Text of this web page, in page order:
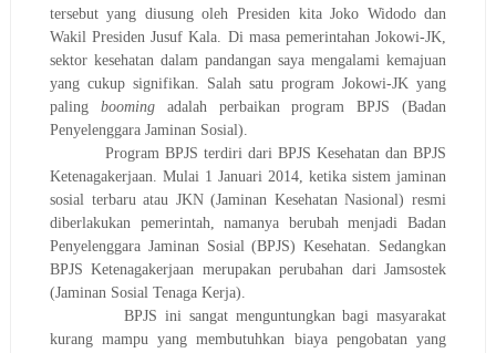
tersebut yang diusung oleh Presiden kita Joko Widodo dan
Wakil Presiden Jusuf Kala. Di masa pemerintahan Jokowi-JK,
sektor kesehatan dalam pandangan saya mengalami kemajuan
yang cukup signifikan. Salah satu program Jokowi-JK yang
paling boomingadalah perbaikan program BPJS (Badan
Penyelenggara Jaminan Sosial).
Program BPJS terdiri dari BPJS Kesehatan dan BPJS
Ketenagakerjaan. Mulai 1 Januari 2014, ketika sistem jaminan
sosial terbaru atau JKN (Jaminan Kesehatan Nasional) resmi
diberlakukan pemerintah, namanya berubah menjadi Badan
Penyelenggara Jaminan Sosial (BPJS) Kesehatan. Sedangkan
BPJS Ketenagakerjaan merupakan perubahan dari Jamsostek
(Jaminan Sosial Tenaga Kerja).
BPJS ini sangat menguntungkan bagi masyarakat
kurang mampu yang membutuhkan biaya pengobatan yang